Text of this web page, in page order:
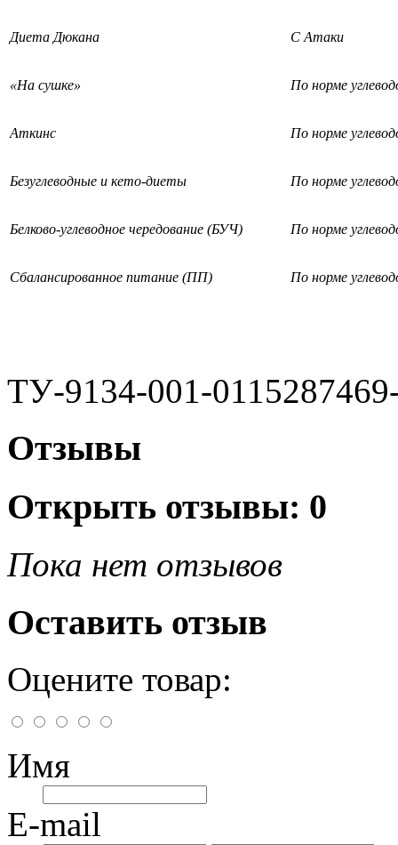
Диета Дюкана С Атаки
«На сушке» По норме
Аткинс По норме
Безуглеводные и кето-диеты По норме
Белково-углеводное чередование (БУЧ) По норме
Сбалансированное питание (ПП) По норме
ТУ-9134-001-
Отзывы
Открыть отзывы: 0
Пока нет отзывов
Оставить отзыв
Оцените товар:
Имя
E-mail